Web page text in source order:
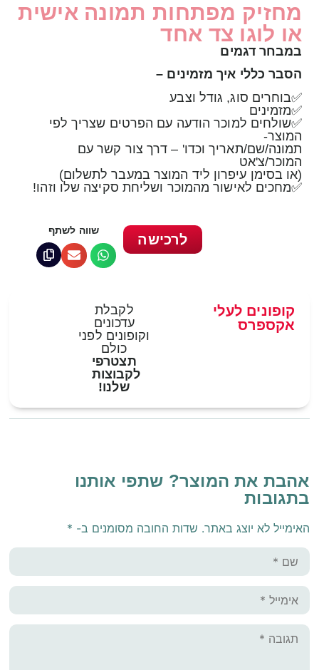
מחזיק מפתחות תמונה אישית
או לוגו צד אחד
במבחר דגמים
הסבר כללי איך מזמינים –
✅בוחרים סוג, גודל וצבע
✅מזמינים
✅שולחים למוכר הודעה עם הפרטים שצריך לפי
המוצר-
תמונה/שם/תאריך וכדו' – דרך צור קשר עם
המוכר/צ'אט
(או בסימן עיפרון ליד המוצר במעבר לתשלום)
✅מחכים לאישור מהמוכר ושליחת סקיצה שלו וזהו!
שווה לשתף
לרכישה
לקבלת
עדכונים
וקופונים לפני
כולם
תצטרפי
לקבוצות
שלנו!
קופונים לעלי
אקספרס
אהבת את המוצר? שתפי אותנו
בתגובות
האימייל לא יוצג באתר. שדות החובה מסומנים ב- *